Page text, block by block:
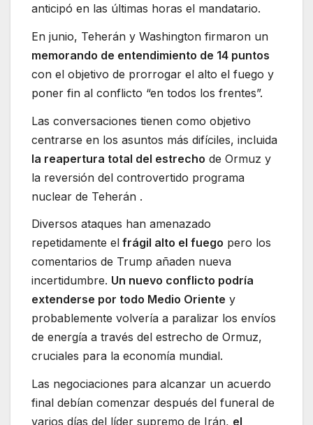
anticipó en las últimas horas el mandatario.
En junio, Teherán y Washington firmaron un
memorando de entendimiento de 14 puntos
con el objetivo de prorrogar el alto el fuego y
poner fin al conflicto “en todos los frentes”.
Las conversaciones tienen como objetivo
centrarse en los asuntos más difíciles, incluida
la reapertura total del estrecho de Ormuz y
la reversión del controvertido programa
nuclear de Teherán .
Diversos ataques han amenazado
repetidamente el frágil alto el fuego pero los
comentarios de Trump añaden nueva
incertidumbre. Un nuevo conflicto podría
extenderse por todo Medio Oriente y
probablemente volvería a paralizar los envíos
de energía a través del estrecho de Ormuz,
cruciales para la economía mundial.
Las negociaciones para alcanzar un acuerdo
final debían comenzar después del funeral de
varios días del líder supremo de Irán, el